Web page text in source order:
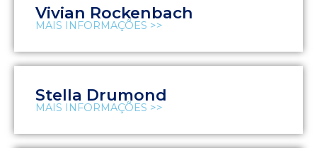
Vivian Rockenbach
MAIS INFORMAÇÕES >>
Stella Drumond
MAIS INFORMAÇÕES >>